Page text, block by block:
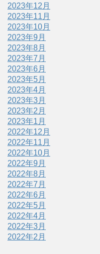
2023年12月
2023年11月
2023年10月
2023年9月
2023年8月
2023年7月
2023年6月
2023年5月
2023年4月
2023年3月
2023年2月
2023年1月
2022年12月
2022年11月
2022年10月
2022年9月
2022年8月
2022年7月
2022年6月
2022年5月
2022年4月
2022年3月
2022年2月